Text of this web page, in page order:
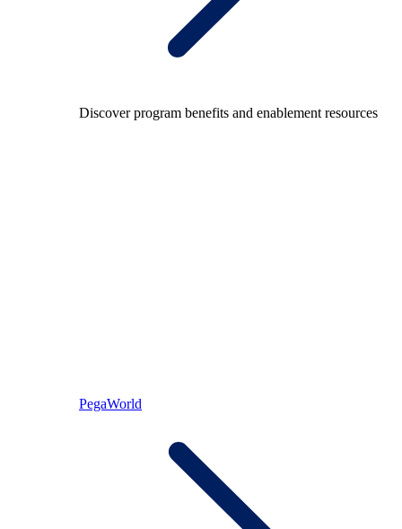
Discover program benefits and enablement resources
PegaWorld